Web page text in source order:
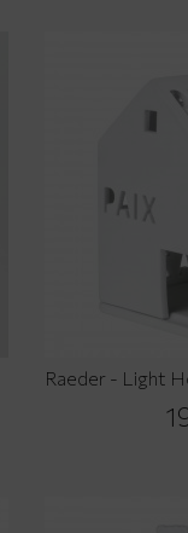
Raeder - Light